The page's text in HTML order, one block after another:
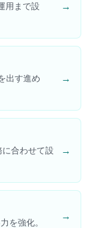
用まで設
→
出す進め
→
合わせて設
→
を強化。
→